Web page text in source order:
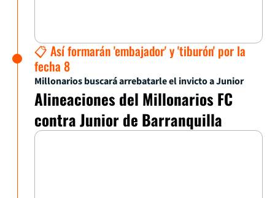
📋 Así formarán 'embajador' y 'tiburón' por la
fecha 8
Millonarios buscará arrebatarle el invicto a Junior
Alineaciones del Millonarios FC
contra Junior de Barranquilla